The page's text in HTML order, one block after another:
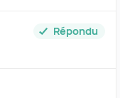
Répondu